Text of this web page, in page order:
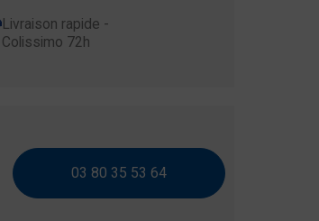
Livraison rapide -
Colissimo 72h
03 80 35 53 64